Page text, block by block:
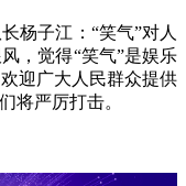
子江：“笑气”对人
，觉得“笑气”是娱乐
迎广大人民群众提供
将严厉打击。